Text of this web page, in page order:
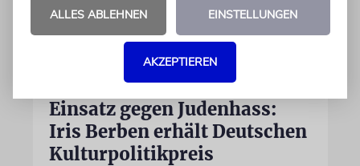
Einsatz gegen Judenhass:
Iris Berben erhält Deutschen
Kulturpolitikpreis
ALLES ABLEHNEN EINSTELLUNGEN
AKZEPTIEREN